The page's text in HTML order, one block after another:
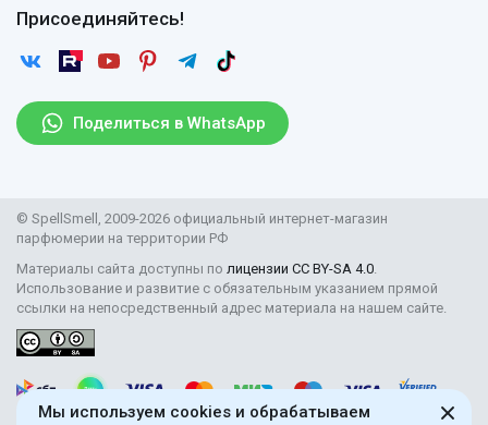
Мы используем cookies и обрабатываем
Поделиться в WhatsApp
Присоединяйтесь!
Отзывы
Рассылка
Возврат
Пользовательское соглашение
Защита персональных данных
Правила продажи товаров (Постановление Правительства
Поставщикам
© SpellSmell, 2009-2026 официальный интернет-магазин
парфюмерии на территории РФ
Материалы сайта доступны по лицензии CC BY-SA 4.0.
Использование и развитие с обязательным указанием прямой
ссылки на непосредственный адрес материала на нашем сайте.